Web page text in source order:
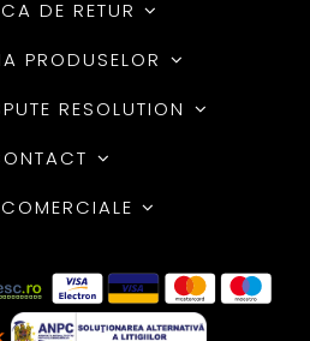
DE RETUR
PRODUSELOR
RESOLUTION